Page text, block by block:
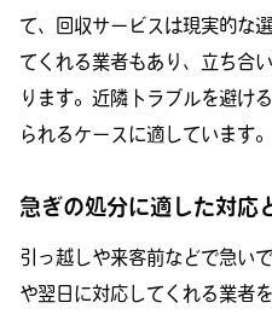
て、回収サービスは現実的な
てくれる業者もあり、立ち合
ります。近隣トラブルを避け
られるケースに適しています。
急ぎの処分に適した対応
引っ越しや来客前などで急い
や翌日に対応してくれる業者